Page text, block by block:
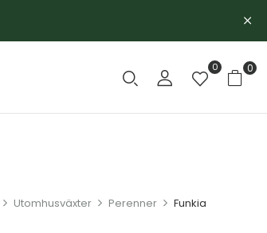
0 0
Utomhusväxter Perenner
Funkia